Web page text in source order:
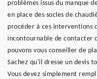
problèmes issus du manque
en place des socles de
procéder à ces interventions
incontournable de contacter
pouvons vous conseiller de
Sachez qu'il dresse un devis
Vous devez simplement